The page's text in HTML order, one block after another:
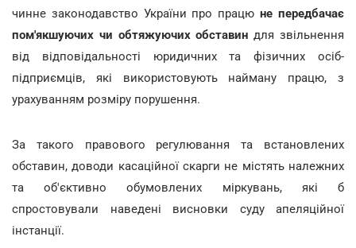
чинне законодавство України про працюне передбачає
пом'якшуючих чи обтяжуючих обставин для звільнення
від відповідальності юридичних та фізичних осіб-
підприємців, які використовують найману працю, з
урахуванням розміру порушення.
За такого правового регулювання та встановлених
обставин, доводи касаційної скарги не містять належних
та об'єктивно обумовлених міркувань, які б
спростовували наведені висновки суду апеляційної
інстанції.